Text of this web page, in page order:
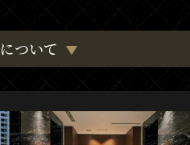
ついて